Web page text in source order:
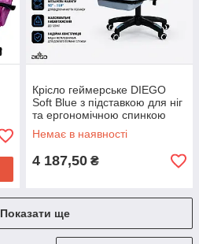
Крісло геймерське DIEGO
Soft Blue з підставкою для ніг
та ергономічною спинкою
Немає в наявності
4 187,50 ₴
Показати ще